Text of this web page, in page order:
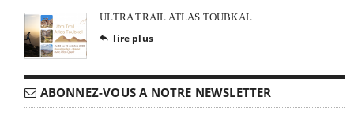
ULTRA TRAIL ATLAS TOUBKAL
 lire plus
ABONNEZ-VOUS A NOTRE NEWSLETTER